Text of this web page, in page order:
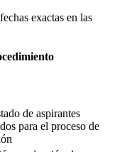
exactas en las
de aspirantes
para el proceso de